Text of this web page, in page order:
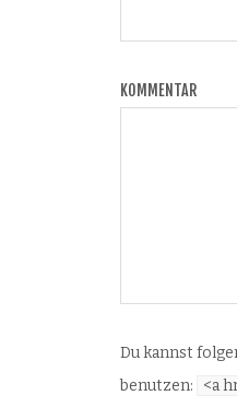
KOMMENTAR
Du kannst
benutzen:
<a